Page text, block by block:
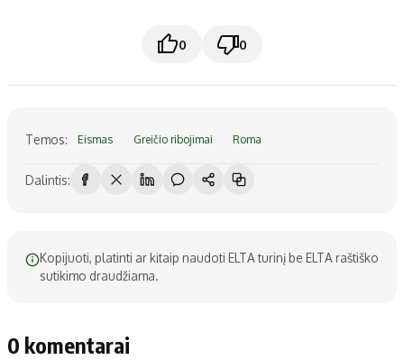
0 0
Temos: Eismas Greičio ribojimai Roma
Dalintis:
Kopijuoti, platinti ar kitaip naudoti ELTA turinį be ELTA raštiško
sutikimo draudžiama.
0 komentarai